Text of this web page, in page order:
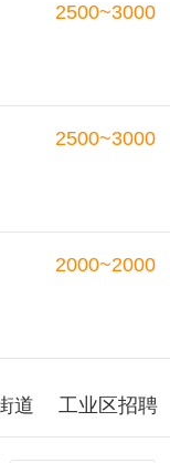
2500~3000
2500~3000
2000~2000
道 工业区招聘